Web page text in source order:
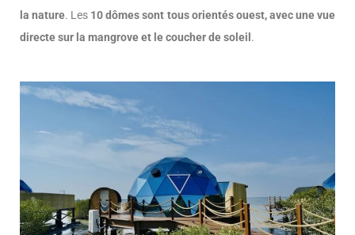
la nature. Les 10 dômes sont tous orientés ouest, avec une vue
directe sur la mangrove et le coucher de soleil .